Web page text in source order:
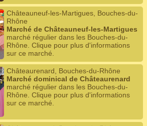
Châteauneuf-les-Martigues, Bouches-du-
Rhône
Marché de Châteauneuf-les-Martigues
marché régulier dans les Bouches-du-
Rhône. Clique pour plus d'informations
sur ce marché.
Châteaurenard, Bouches-du-Rhône
Marché dominical de Châteaurenard
marché régulier dans les Bouches-du-
Rhône. Clique pour plus d'informations
sur ce marché.